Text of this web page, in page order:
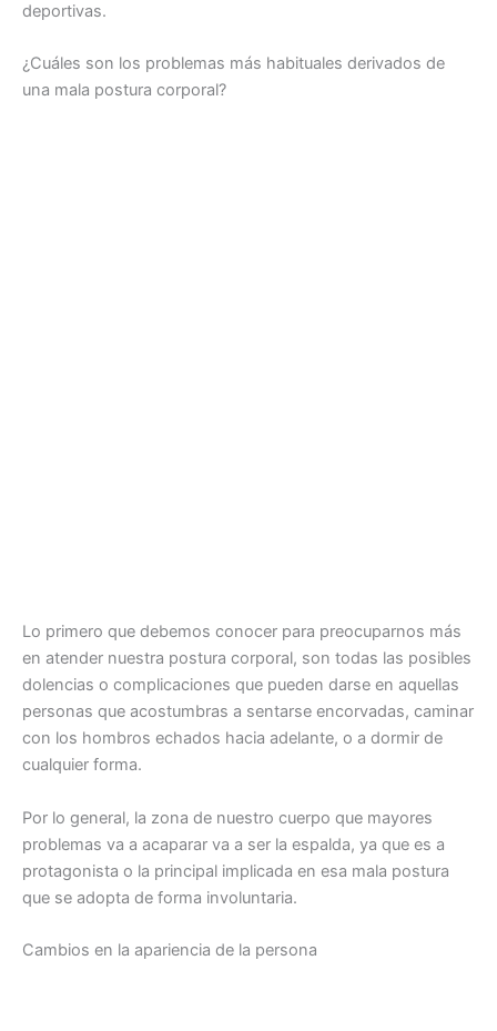
deportivas.
¿Cuáles son los problemas más habituales derivados de
una mala postura corporal?
Lo primero que debemos conocer para preocuparnos más
en atender nuestra postura corporal, son todas las posibles
dolencias o complicaciones que pueden darse en aquellas
personas que acostumbras a sentarse encorvadas, caminar
con los hombros echados hacia adelante, o a dormir de
cualquier forma.
Por lo general, la zona de nuestro cuerpo que mayores
problemas va a acaparar va a ser la espalda, ya que es a
protagonista o la principal implicada en esa mala postura
que se adopta de forma involuntaria.
Cambios en la apariencia de la persona